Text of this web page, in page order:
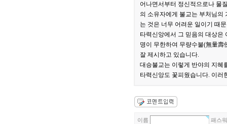
어나면서부터 정신적으로나 물
의 소유자에게 불교는 부처님의
는 것은 너무 어려운 일이기 때
타력신앙에서 그 믿음의 대상은
명이 무한하여 무량수불(無量
잘 제시하고 있습니다.
대승불교는 이렇게 반야의 지혜
타력신앙도 꽃피웠습니다. 이러
이름 패스